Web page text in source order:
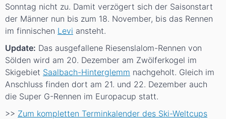
Sonntag nicht zu. Damit verzögert sich der Saisonstart
der Männer nun bis zum 18. November, bis das Rennen
im finnischen Levi ansteht.
Update: Das ausgefallene Riesenslalom-Rennen von
Sölden wird am 20. Dezember am Zwölferkogel im
Skigebiet Saalbach-Hinterglemm nachgeholt. Gleich im
Anschluss finden dort am 21. und 22. Dezember auch
die Super G-Rennen im Europacup statt.
>> Zum kompletten Terminkalender des Ski-Weltcups